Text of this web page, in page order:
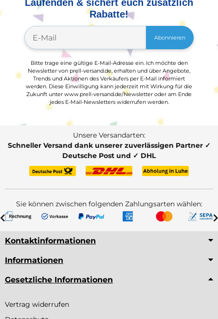
Laufenden & sichert euch zusätzlich
Rabatte!
Abonnieren
Bitte trage eine gültige E-Mail-Adresse ein. Ich möchte den
Newsletter von prell-versand.de, erhalten und über Angebote,
Trends und Aktionen des Verkäufers per E-Mail informiert
werden. Diese Einwilligung kann jederzeit mit Wirkung für die
Zukunft unter www.prell-versand.de/Newsletter oder am Ende
jedes E-Mail-Newsletters widerrufen werden.
Unsere Versandarten:
Schneller Versand dank unserer zuverlässigen Partner ✓
Deutsche Post und ✓ DHL
Sie können zwischen folgenden Zahlungsarten wählen:
Kontaktinformationen
Informationen
Gesetzliche Informationen
Vertrag widerrufen